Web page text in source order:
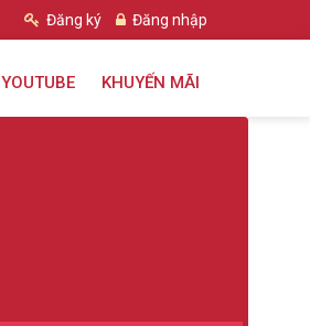
Đăng ký Đăng nhập
YOUTUBE KHUYẾN MÃI